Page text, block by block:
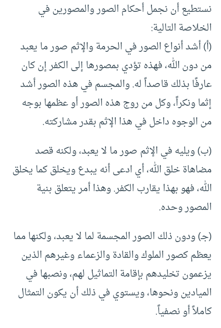
نستطيع أن نجمل أحكام الصور والمصورين في
الخلاصة التالية:
(أ) أشد أنواع الصور في الحرمة والإثم صور ما يعبد
من دون الله، فهذه تؤدي بمصورها إلى الكفر إن كان
عارفًا بذلك قاصداً له. والمجسم في هذه الصور أشد
إثما ونكراً، وكل من روج هذه الصور أو عظمها بوجه
من الوجوه داخل في هذا الإثم بقدر مشاركته.
(ب) ويليه في الإثم صور ما لا يعبد، ولكنه قصد
مضاهاة خلق الله، أي ادعى أنه يبدع ويخلق كما يخلق
الله، فهو بهذا يقارب الكفر. وهذا أمر يتعلق بنية
المصور وحده.
(جـ) ودون ذلك الصور المجسمة لما لا يعبد، ولكنها مما
يعظم كصور الملوك والقادة والزعماء وغيرهم الذين
يزعمون تخليدهم بإقامة التماثيل لهم، ونصبها في
الميادين ونحوها، ويستوي في ذلك أن يكون التمثال
كاملاً أو نصفياً.